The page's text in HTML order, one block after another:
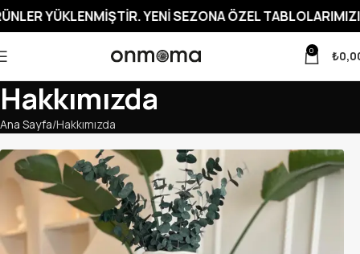
YÜKLENMIŞTIR. YENI SEZONA ÖZEL TABLOLARIMIZI
0 ₺
Hakkımızda
Ana Sayfa Hakkımızda